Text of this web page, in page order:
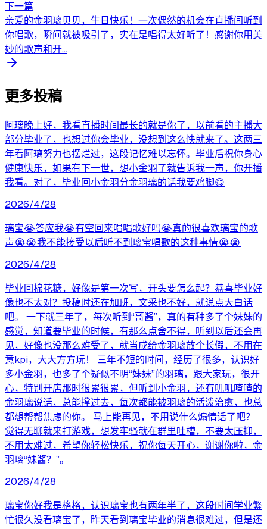
下一篇
亲爱的金羽璃贝贝，生日快乐！一次偶然的机会在直播间听到
你唱歌，瞬间就被吸引了，实在是唱得太好听了！感谢你用美
妙的歌声和开...
更多投稿
阿璃晚上好，我看直播时间最长的就是你了，以前看的主播大
部分毕业了，也想过你会毕业，没想到这么快就来了。这两三
年看阿璃努力也摆烂过，这段记忆难以忘怀。毕业后祝你身心
健康快乐，如果有下一世，想小金羽了就告诉我一声，你开播
我看。对了，毕业回小金羽分金羽璃的话我要鸡脚😋
2026/4/28
璃宝😭答应我😭有空回来唱唱歌好吗😭真的很喜欢璃宝的歌
声😭😭我不能接受以后听不到璃宝唱歌的这种事情😭😭
2026/4/28
毕业回棉花糖，好像是第一次写，开头要怎么起？恭喜毕业好
像也不太对？投稿时还在加班，文采也不好，就说点大白话
吧。 一下就三年了，每次听到“哥酱”，真的有种多了个妹妹的
感觉，知道要毕业的时候，有那么点舍不得，听到以后还会再
见，好像也没那么难受了，就当成给金羽璃放个长假，不用在
意kpi，大大方方玩！ 三年不短的时间，经历了很多，认识好
多小金羽，也多了个疑似不明“妹妹”的羽璃，跟大家玩，很开
心，特别开店那时很累很累，但听到小金羽，还有叽叽喳喳的
金羽璃说话，总能撑过去，每次都能被羽璃的活泼治愈，也总
都想帮帮焦虑的你。 马上能再见，不用说什么煽情话了吧？
觉得无聊就来打游戏，想发牢骚就在群里吐槽，不要太压抑，
不用太难过，希望你轻松快乐，祝你每天开心，谢谢你啦，金
羽璃“妹酱？”。
2026/4/28
璃宝你好我是格格，认识璃宝也有两年半了，这段时间学业繁
忙很久没看璃宝了，昨天看到璃宝毕业的消息很难过，但是还